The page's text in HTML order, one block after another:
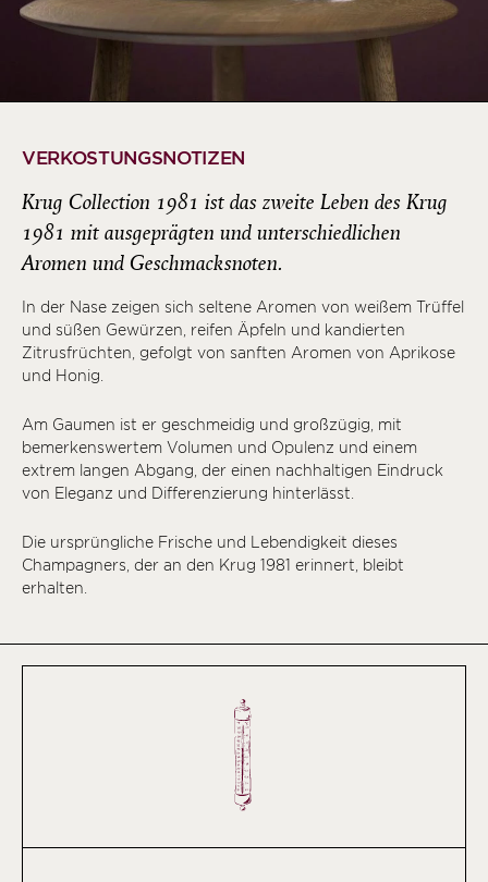
VERKOSTUNGSNOTIZEN
Krug Collection 1981 ist das zweite Leben des Krug
1981 mit ausgeprägten und unterschiedlichen
Aromen und Geschmacksnoten.
In der Nase zeigen sich seltene Aromen von weißem Trüffel
und süßen Gewürzen, reifen Äpfeln und kandierten
Zitrusfrüchten, gefolgt von sanften Aromen von Aprikose
und Honig.
Am Gaumen ist er geschmeidig und großzügig, mit
bemerkenswertem Volumen und Opulenz und einem
extrem langen Abgang, der einen nachhaltigen Eindruck
von Eleganz und Differenzierung hinterlässt.
Die ursprüngliche Frische und Lebendigkeit dieses
Champagners, der an den Krug 1981 erinnert, bleibt
erhalten.